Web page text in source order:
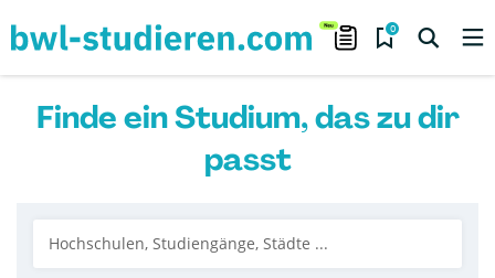
0
Finde ein Studium, das zu dir
passt